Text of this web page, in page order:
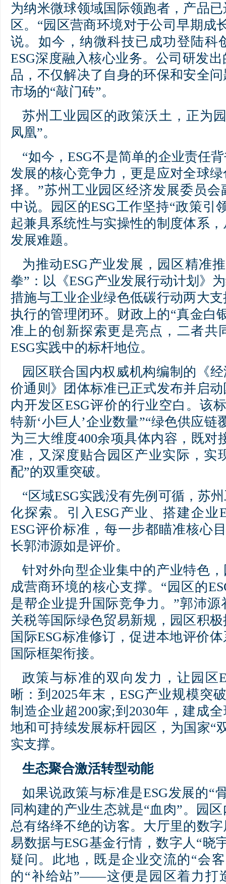
为纳米微球领域国际领跑者，产品
区。“园区营商环境对于公司早期成
说。如今，纳微科技已成功登陆科
ESG深度融入核心业务。公司研发
品，不仅解决了自身的环保和安全
市场的“敲门砖”。
苏州工业园区的政策沃土，正为
凤凰”。
“如今，ESG不是简单的企业责任
发展的核心竞争力，更是应对全球
择。”苏州工业园区经济发展委员
中说。园区的ESG工作坚持“政策引
起兼具系统性与实操性的制度体系
发展难题。
为推动ESG产业发展，园区精准
拳”：以《ESG产业发展行动计划》
措施与工业企业绿色低碳行动两大
执行的管理闭环。财政上的“真金白
准上的创新探索更是亮点，二者共
ESG实践中的标杆地位。
园区联合国内权威机构编制的《
价通则》团体标准已正式发布并启
内开发区ESG评价的行业空白。该
特新‘小巨人’企业数量”“绿色供应链
为三大维度400余项具体内容，既对
准，又深度贴合园区产业实际，实
配”的双重突破。
“区域ESG实践没有先例可循，苏
化探索。引入ESG产业、搭建企业
ESG评价标准，每一步都瞄准核心
长郭沛源如是评价。
针对外向型企业集中的产业特色
成营商环境的核心支撑。“园区的
是帮企业提升国际竞争力。”郭沛
关税等国际绿色贸易新规，园区积
国际ESG标准修订，促进本地评价
国际框架衔接。
政策与标准的双向发力，让园区
晰：到2025年末，ESG产业规模突
制造企业超200家;到2030年，建成
地和可持续发展标杆园区，为国家“
实支撑。
生态聚合激活转型动能
如果说政策与标准是ESG发展的“
同构建的产业生态就是“血肉”。园
总有络绎不绝的访客。大厅里的数
易数据与ESG基金行情，数字人“晓
疑问。此地，既是企业交流的“会
的“补给站”——这便是园区着力打